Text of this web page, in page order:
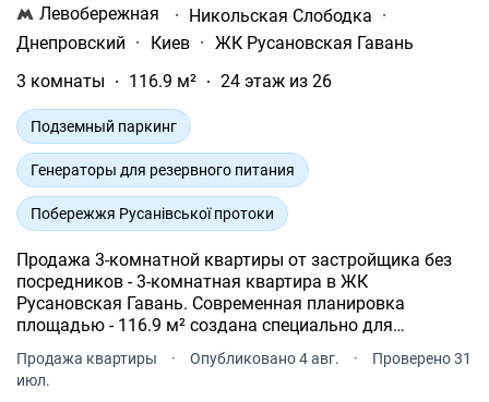
Левобережная · Никольская Слободка ·
Днепровский · Киев · ЖК Русановская Гавань
3 комнаты
116.9 м² 24 этаж из 26
Подземный паркинг
Генераторы для резервного питания
Побережжя Русанівської протоки
Продажа 3-комнатной квартиры от застройщика без
посредников - 3-комнатная квартира в ЖК
Русановская Гавань. Современная планировка
площадью - 116.9 м² создана специально для
26-и этажного дома.
Продажа квартиры · Опубликовано 4 авг. ·
Проверено 31
июл.